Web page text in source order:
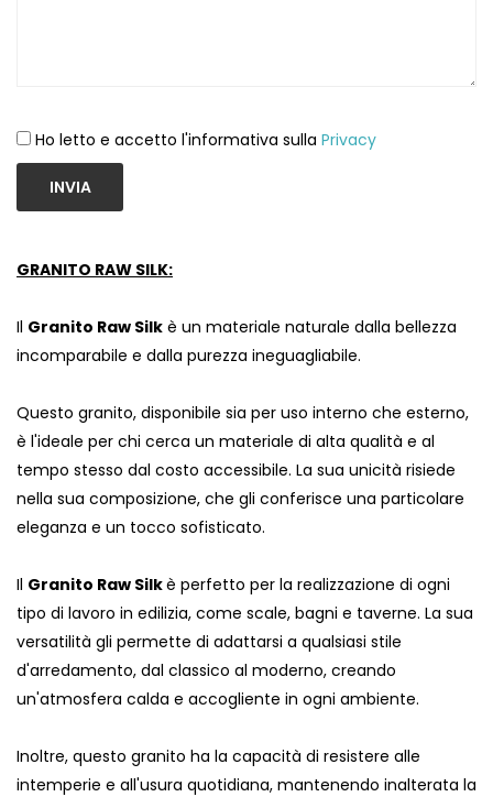
Ho letto e accetto l'informativa sulla Privacy
INVIA
GRANITO RAW SILK:
Il Granito Raw Silk è un materiale naturale dalla bellezza
incomparabile e dalla purezza ineguagliabile.
Questo granito, disponibile sia per uso interno che esterno,
è l'ideale per chi cerca un materiale di alta qualità e al
tempo stesso dal costo accessibile. La sua unicità risiede
nella sua composizione, che gli conferisce una particolare
eleganza e un tocco sofisticato.
Il Granito Raw Silkè perfetto per la realizzazione di ogni
tipo di lavoro in edilizia, come scale, bagni e taverne. La sua
versatilità gli permette di adattarsi a qualsiasi stile
d'arredamento, dal classico al moderno, creando
un'atmosfera calda e accogliente in ogni ambiente.
Inoltre, questo granito ha la capacità di resistere alle
intemperie e all'usura quotidiana, mantenendo inalterata la